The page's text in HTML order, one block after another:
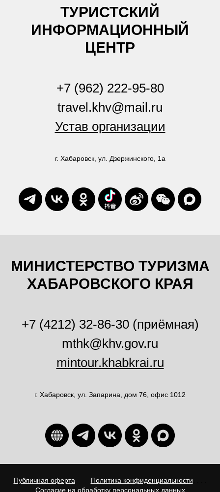
ТУРИСТСКИЙ
ИНФОРМАЦИОННЫЙ
ЦЕНТР
+7 (962) 222-95-80
travel.khv@mail.ru
Устав организации
г. Хабаровск, ул. Дзержинского, 1а
МИНИСТЕРСТВО ТУРИЗМА
ХАБАРОВСКОГО КРАЯ
+7 (4212) 32-86-30 (приёмная)
mthk@khv.gov.ru
mintour.khabkrai.ru
г. Хабаровск, ул. Запарина, дом 76, офис 1012
Публичная оферта Политика конфиденциальности
Согласие на обработку персональных данных